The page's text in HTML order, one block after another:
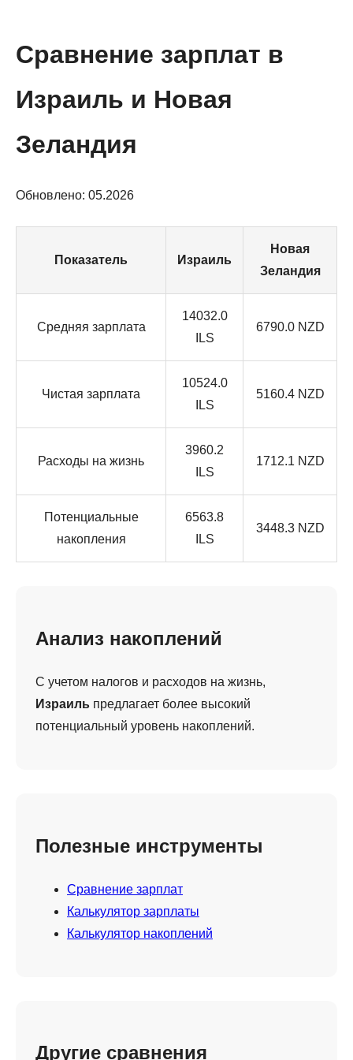
Сравнение зарплат в
Израиль и Новая
Зеландия
Обновлено: 05.2026
Показатель Израиль
Новая
Зеландия
Средняя зарплата
14032.0
ILS
6790.0 NZD
Чистая зарплата
10524.0
ILS
5160.4 NZD
Расходы на жизнь
3960.2
ILS
1712.1 NZD
Потенциальные
накопления
6563.8
ILS
3448.3 NZD
Анализ накоплений
С учетом налогов и расходов на жизнь,
Израиль предлагает более высокий
потенциальный уровень накоплений.
Полезные инструменты
Сравнение зарплат
Калькулятор зарплаты
Калькулятор накоплений
Другие сравнения